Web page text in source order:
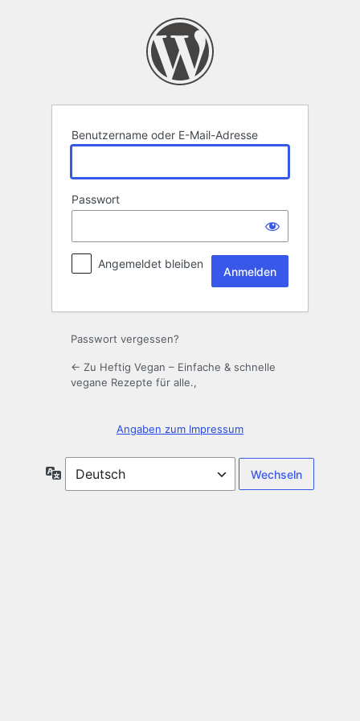
Benutzername oder E-Mail-Adresse
Passwort
Angemeldet bleiben
Passwort vergessen?
← Zu Heftig Vegan – Einfache & schnelle
vegane Rezepte für alle.,
Angaben zum Impressum​
Sprache